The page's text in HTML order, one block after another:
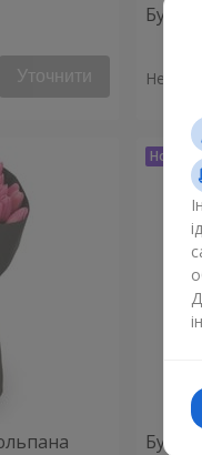
Уточнити Немає
Букет